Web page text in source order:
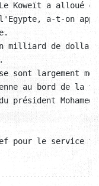
Le Koweït a alloué
a-t-on
milliard de
sont largement
au bord de
pour le service